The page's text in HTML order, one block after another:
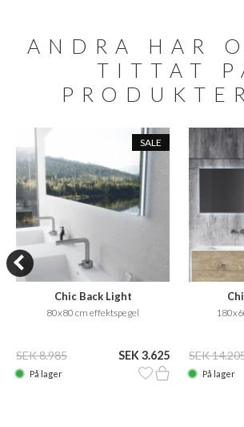
ANDRA HAR
TITTAT
SALE
Chic Back Light
80x80 cm effektspegel
SEK 8.985 SEK 3.625
På lager
SEK
På lager